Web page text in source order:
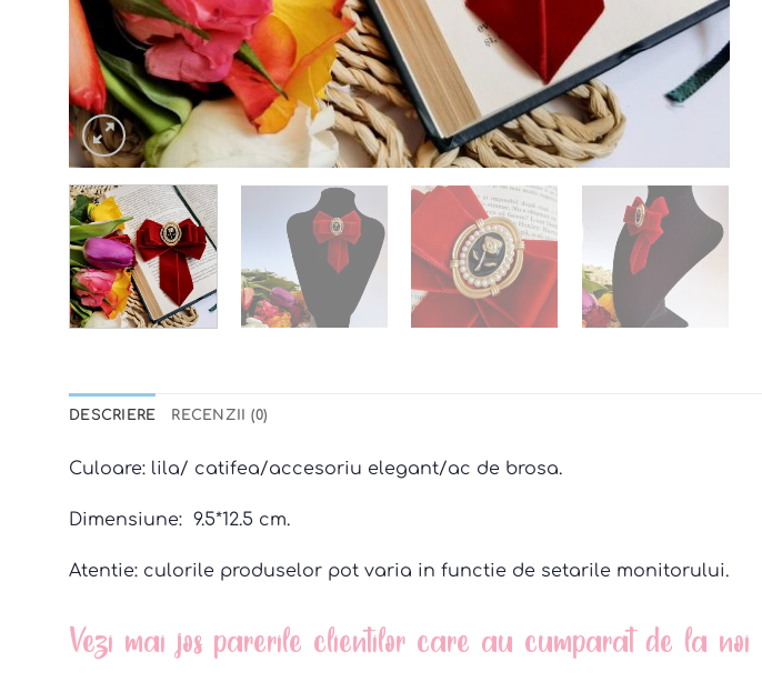
DESCRIERE RECENZII (0)
Culoare: lila/ catifea/accesoriu elegant/ac de brosa.
Dimensiune: 9.5*12.5 cm.
Atentie: culorile produselor pot varia in functie de setarile monitorului.
Vezi mai jos parerile clientilor care au cumparat de la noi